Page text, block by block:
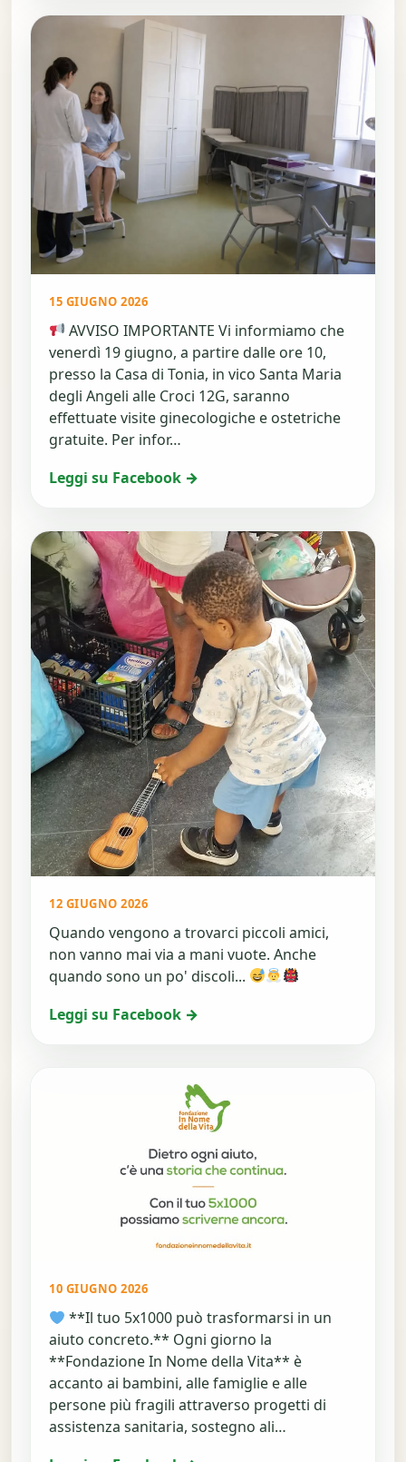
15 GIUGNO 2026
AVVISO IMPORTANTE Vi informiamo che
venerdì 19 giugno, a partire dalle ore 10,
presso la Casa di Tonia, in vico Santa Maria
degli Angeli alle Croci 12G, saranno
effettuate visite ginecologiche e ostetriche
gratuite. Per infor…
Leggi su Facebook →
12 GIUGNO 2026
Quando vengono a trovarci piccoli amici,
non vanno mai via a mani vuote. Anche
quando sono un po' discoli...
Leggi su Facebook →
10 GIUGNO 2026
**Il tuo 5x1000 può trasformarsi in un
aiuto concreto.** Ogni giorno la
**Fondazione In Nome della Vita** è
accanto ai bambini, alle famiglie e alle
persone più fragili attraverso progetti di
assistenza sanitaria, sostegno ali…